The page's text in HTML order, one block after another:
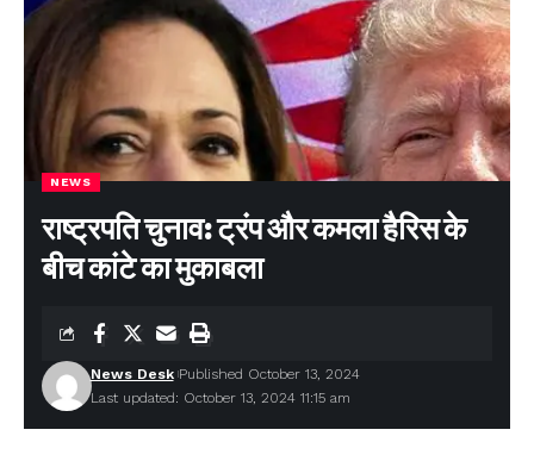
NEWS
राष्ट्रपति चुनाव: ट्रंप और कमला हैरिस के
बीच कांटे का मुकाबला
Last updated: October 13, 2024 11:15 am
News Desk Published October 13, 2024